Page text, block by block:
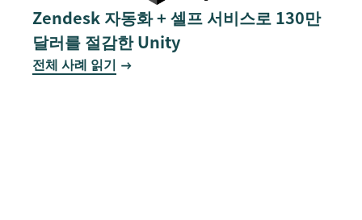
Zendesk 자동화 + 셀프 서비스로 130만
달러를 절감한 Unity
전체 사례 읽기